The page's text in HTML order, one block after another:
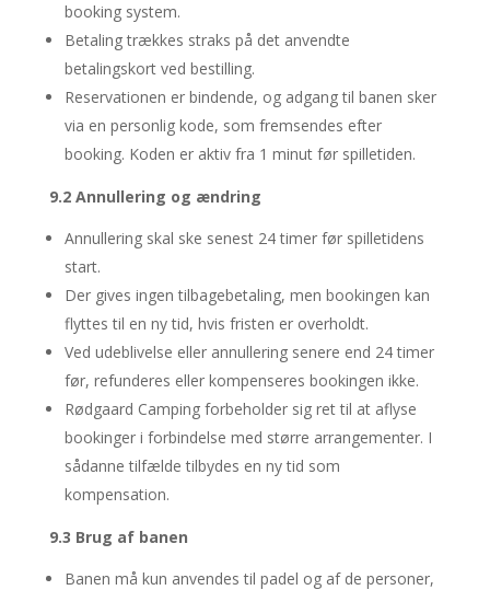
booking system.
Betaling trækkes straks på det anvendte
betalingskort ved bestilling.
Reservationen er bindende, og adgang til banen sker
via en personlig kode, som fremsendes efter
booking. Koden er aktiv fra 1 minut før spilletiden.
9.2 Annullering og ændring
Annullering skal ske senest 24 timer før spilletidens
start.
Der gives ingen tilbagebetaling, men bookingen kan
flyttes til en ny tid, hvis fristen er overholdt.
Ved udeblivelse eller annullering senere end 24 timer
før, refunderes eller kompenseres bookingen ikke.
Rødgaard Camping forbeholder sig ret til at aflyse
bookinger i forbindelse med større arrangementer. I
sådanne tilfælde tilbydes en ny tid som
kompensation.
9.3 Brug af banen
Banen må kun anvendes til padel og af de personer,